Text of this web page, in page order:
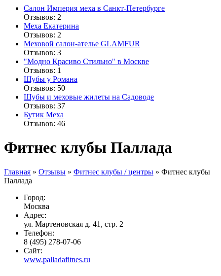
Салон Империя меха в Санкт-Петербурге
Отзывов: 2
Меха Екатерина
Отзывов: 2
Меховой салон-ателье GLAMFUR
Отзывов: 3
"Модно Красиво Стильно" в Москве
Отзывов: 1
Шубы у Романа
Отзывов: 50
Шубы и меховые жилеты на Садоводе
Отзывов: 37
Бутик Меха
Отзывов: 46
Фитнес клубы Паллада
Главная » Отзывы » Фитнес клубы / центры » Фитнес клубы
Паллада
Город:
Москва
Адрес:
ул. Мартеновская д. 41, стр. 2
Телефон:
8 (495) 278-07-06
Сайт:
www.palladafitnes.ru